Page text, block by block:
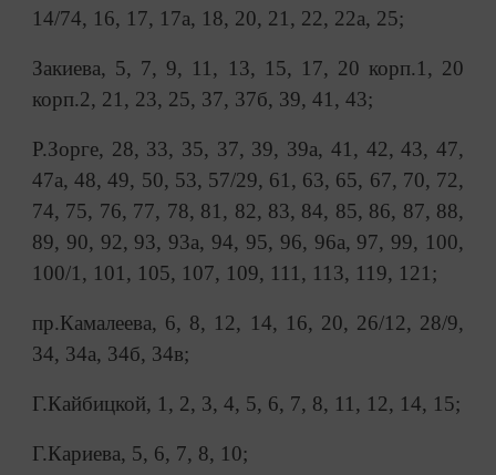
14/74, 16, 17, 17а, 18, 20, 21, 22, 22а, 25;
Закиева, 5, 7, 9, 11, 13, 15, 17, 20 корп.1, 20
корп.2, 21, 23, 25, 37, 37б, 39, 41, 43;
Р.Зорге, 28, 33, 35, 37, 39, 39а, 41, 42, 43, 47,
47а, 48, 49, 50, 53, 57/29, 61, 63, 65, 67, 70, 72,
74, 75, 76, 77, 78, 81, 82, 83, 84, 85, 86, 87, 88,
89, 90, 92, 93, 93а, 94, 95, 96, 96а, 97, 99, 100,
100/1, 101, 105, 107, 109, 111, 113, 119, 121;
пр.Камалеева, 6, 8, 12, 14, 16, 20, 26/12, 28/9,
34, 34а, 34б, 34в;
Г.Кайбицкой, 1, 2, 3, 4, 5, 6, 7, 8, 11, 12, 14, 15;
Г.Кариева, 5, 6, 7, 8, 10;